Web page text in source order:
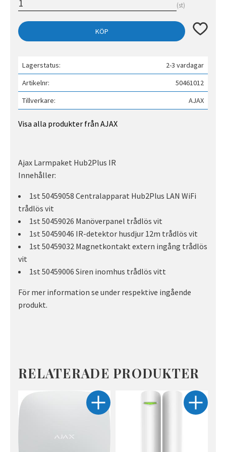
st
KÖP Lägg till
Lagerstatus
2-3 vardagar
Artikelnr
50461012
Tillverkare
AJAX
Visa alla produkter från AJAX
Ajax Larmpaket Hub2Plus IR
Innehåller:
1st 50459058 Centralapparat Hub2Plus LAN WiFi
trådlös vit
1st 50459026 Manöverpanel trådlös vit
1st 50459046 IR-detektor husdjur 12m trådlös vit
1st 50459032 Magnetkontakt extern ingång trådlös
vit
1st 50459006 Siren inomhus trådlös vitt
För mer information se under respektive ingående
produkt.
RELATERADE PRODUKTER